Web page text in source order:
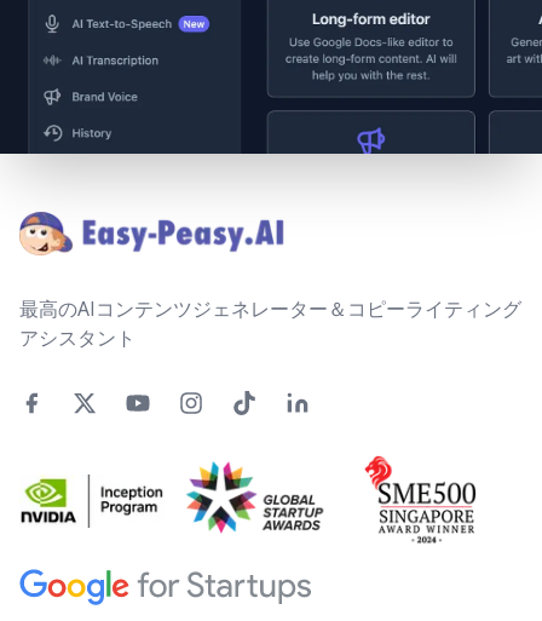
最高のAIコンテンツジェネレーター＆コピーライティング
アシスタント